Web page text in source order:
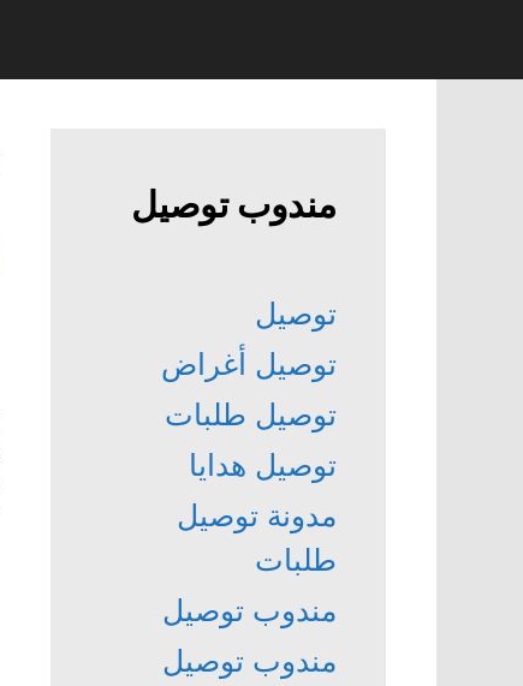
مندوب توصيل
توصيل
توصيل أغراض
توصيل طلبات
توصيل هدايا
مدونة توصيل
طلبات
مندوب توصيل
مندوب توصيل